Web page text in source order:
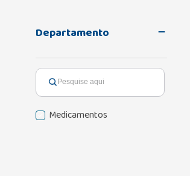
Departamento
Medicamentos